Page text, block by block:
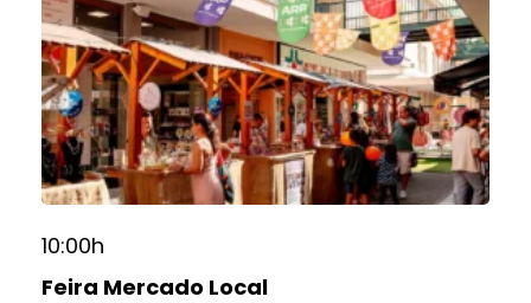
10:00h
Feira Mercado Local